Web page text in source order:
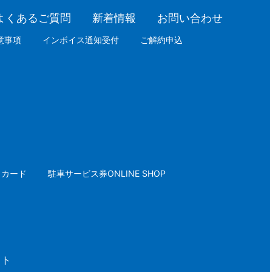
くあるご質問 新着情報 お問い合わせ
事項 インボイス通知受付
ご解約申込
ード
駐車サービス券ONLINE SHOP